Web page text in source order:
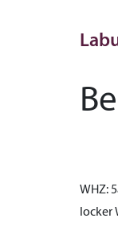
WHZ:
locker